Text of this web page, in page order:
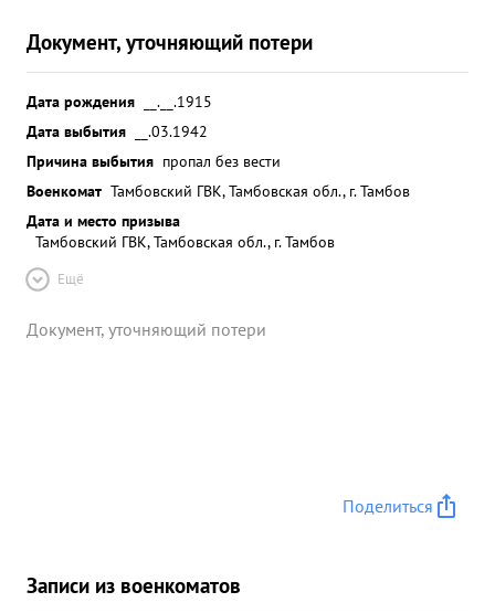
Документ, уточняющий потери
Дата рождения
__.__.1915
Дата выбытия
__.03.1942
Причина выбытия пропал без вести
Военкомат Тамбовский ГВК, Тамбовская обл., г. Тамбов
Дата и место призыва
Тамбовский ГВК, Тамбовская обл., г. Тамбов
Ещё
Документ, уточняющий потери
Поделиться
Записи из военкоматов